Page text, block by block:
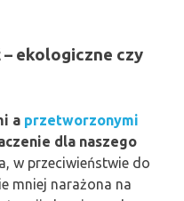
ekologiczne czy
a przetworzonymi
dla naszego
w przeciwieństwie do
mniej narażona na